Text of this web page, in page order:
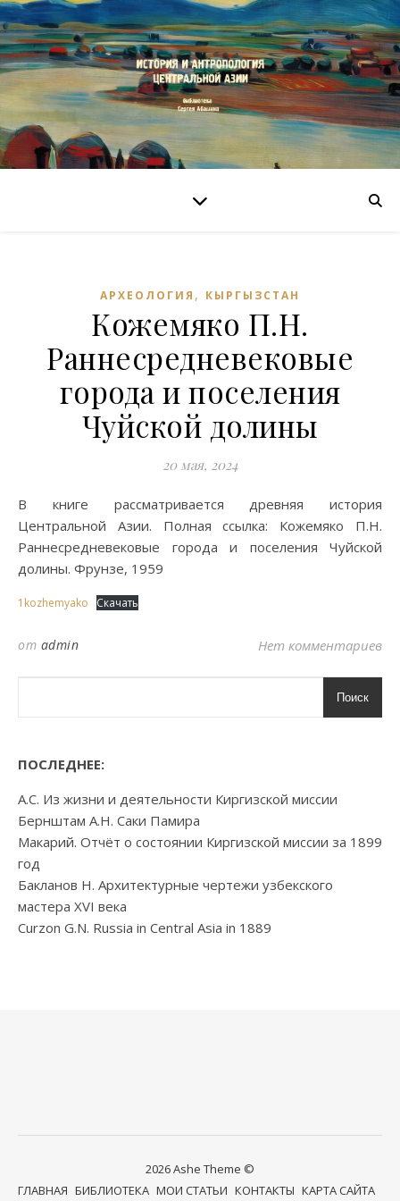
АРХЕОЛОГИЯ , КЫРГЫЗСТАН
Кожемяко П.Н.
Раннесредневековые
города и поселения
Чуйской долины
20 мая, 2024
В книге рассматривается древняя история
Центральной Азии. Полная ссылка: Кожемяко П.Н.
Раннесредневековые города и поселения Чуйской
долины. Фрунзе, 1959
1kozhemyako Скачать
от admin Нет комментариев
Поиск
ПОСЛЕДНЕЕ:
А.С. Из жизни и деятельности Киргизской миссии
Бернштам А.Н. Саки Памира
Макарий. Отчёт о состоянии Киргизской миссии за 1899
год
Бакланов Н. Архитектурные чертежи узбекского
мастера XVI века
Curzon G.N. Russia in Central Asia in 1889
2026 Ashe Theme ©
ГЛАВНАЯ БИБЛИОТЕКА МОИ СТАТЬИ КОНТАКТЫ КАРТА САЙТА